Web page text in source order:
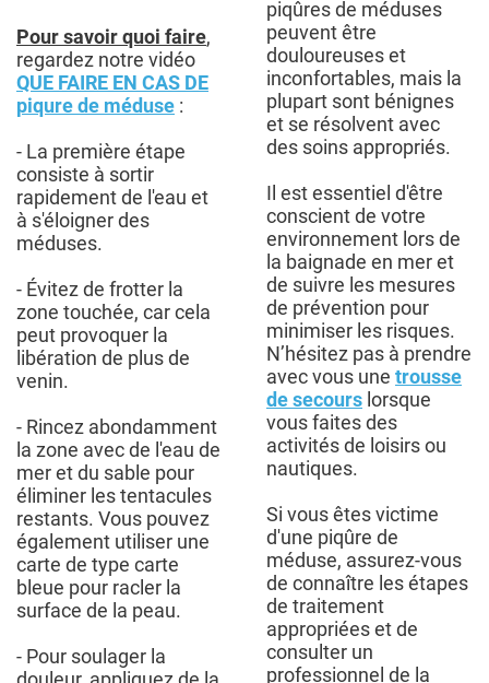
Pour savoir quoi faire,
regardez notre vidéo
QUE FAIRE EN CAS DE
piqure de méduse :
- La première étape
consiste à sortir
rapidement de l'eau et
à s'éloigner des
méduses.
- Évitez de frotter la
zone touchée, car cela
peut provoquer la
libération de plus de
venin.
- Rincez abondamment
la zone avec de l'eau de
mer et du sable pour
éliminer les tentacules
restants. Vous pouvez
également utiliser une
carte de type carte
bleue pour racler la
surface de la peau.
- Pour soulager la
piqûres de méduses
peuvent être
douloureuses et
inconfortables, mais la
plupart sont bénignes
et se résolvent avec
des soins appropriés.
Il est essentiel d'être
conscient de votre
environnement lors de
la baignade en mer et
de suivre les mesures
de prévention pour
minimiser les risques.
N’hésitez pas à prendre
avec vous une trousse
de secours lorsque
vous faites des
activités de loisirs ou
nautiques.
Si vous êtes victime
d'une piqûre de
méduse, assurez-vous
de connaître les étapes
de traitement
appropriées et de
consulter un
professionnel de la